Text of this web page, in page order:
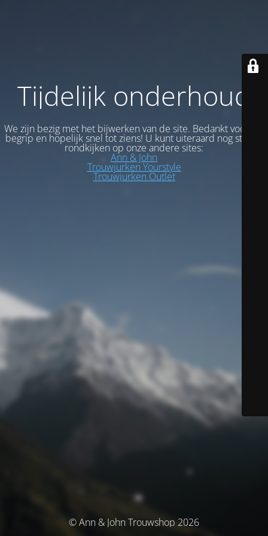
Tijdelijk onderhoud
We zijn bezig met het bijwerken van de site. Bedankt voor uw
begrip en hopelijk snel tot ziens! U kunt uiteraard nog steeds
rondkijken op onze andere sites:
Ann & John
Trouwjurken Yourstyle
Trouwjurken Outlet
© Ann & John Trouwshop 2026